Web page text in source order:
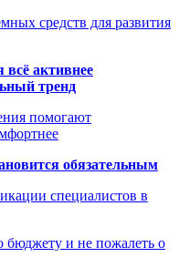
средств для развития
активнее
тренд
помогают
обязательным
специалистов в
бюджету и не пожалеть о